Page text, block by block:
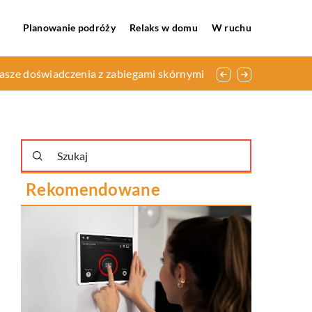
Planowanie podróży Relaks w domu W ruchu
doświadczenia z zabiegami skórnymi
Rekomendowane